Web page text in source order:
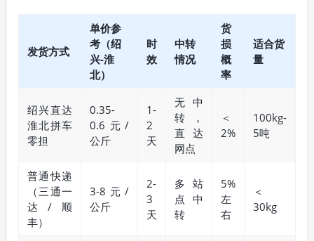
发货方式
单价参
考（绍
兴-淮
北）
时
效
中转
情况
货
损
概
率
适合货
量
绍兴直达
淮北拼车
零担
0.35-
0.6元/
公斤
1-
2
天
无中
转，
直达
网点
＜
2%
100kg-
5吨
普通快递
（三通一
达/顺
丰）
3-8元/
公斤
2-
3
天
多站
点中
转
5%
左
右
＜
30kg